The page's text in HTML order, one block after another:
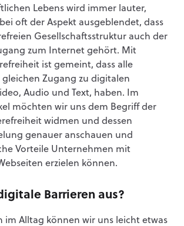
Lebens wird immer lauter,
oft der Aspekt ausgeblendet, dass
Gesellschaftsstruktur auch der
zum Internet gehört. Mit
ist gemeint, dass alle
gleichen Zugang zu digitalen
Audio und Text, haben. Im
möchten wir uns dem Begriff der
widmen und dessen
genauer anschauen und
Vorteile Unternehmen mit
erzielen können.
Barrieren aus?
im Alltag können wir uns leicht etwas